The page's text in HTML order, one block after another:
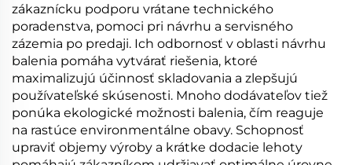
zákaznícku podporu vrátane technického
poradenstva, pomoci pri návrhu a servisného
zázemia po predaji. Ich odbornosť v oblasti návrhu
balenia pomáha vytvárať riešenia, ktoré
maximalizujú účinnosť skladovania a zlepšujú
používateľské skúsenosti. Mnoho dodávateľov tiež
ponúka ekologické možnosti balenia, čím reaguje
na rastúce environmentálne obavy. Schopnosť
upraviť objemy výroby a krátke dodacie lehoty